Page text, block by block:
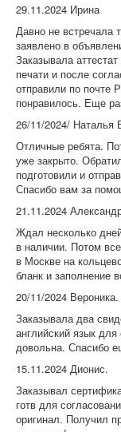
29.11.2024 Ирина
Давно не встречала
заявлено в
Заказывала
печати и после
отправили по почте
понравилось. Еще
26/11/2024/ Наталья
Отличные ребята.
уже закрыто.
подготовили и
Спасибо вам за
21.11.2024
Ждал несколько
в наличии. Потом
в Москве на
бланк и заполнение
20/11/2024 Вероника.
Заказывала два
английский язык
довольна. Спасибо
15.11.2024 Дионис.
Заказывал
готв для
оригинал. Получил